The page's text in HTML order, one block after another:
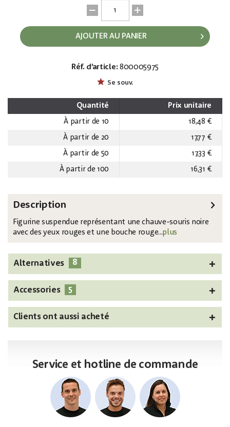
AJOUTER AU PANIER
Réf. d’article: 800005975
Se souv.
Quantité Prix unitaire
À partir de 10 18,48 €
À partir de 20 17,77 €
À partir de 50 17,33 €
À partir de 100 16,31 €
Description
Figurine suspendue représentant une chauve-souris noire
avec des yeux rouges et une bouche rouge...plus
Alternatives 8
Accessories 5
Clients ont aussi acheté
Service et hotline de commande